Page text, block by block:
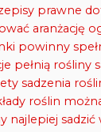
prawne
aranżację
powinny
pełnią rośliny
sadzenia
roślin
najlepiej sadzić